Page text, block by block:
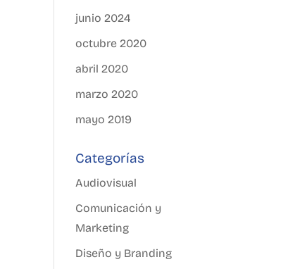
junio 2024
octubre 2020
abril 2020
marzo 2020
mayo 2019
Categorías
Audiovisual
Comunicación y
Marketing
Diseño y Branding